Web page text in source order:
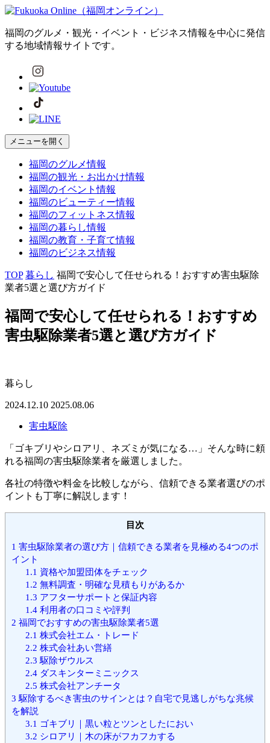
福岡のグルメ・観光・イベント・ビジネス情報を中心に発信
する地域情報サイトです。
メニューを開く
福岡のグルメ情報
福岡の観光・お出かけ情報
福岡のイベント情報
福岡のビューティー情報
福岡のフィットネス情報
福岡の暮らし情報
福岡の教育・子育て情報
福岡のビジネス情報
TOP 暮らし 福岡で安心して任せられる！おすすめ害虫駆除
業者5選と選び方ガイド
福岡で安心して任せられる！おすすめ
害虫駆除業者5選と選び方ガイド
暮らし
2024.12.10 2025.08.06
害虫駆除
「ゴキブリやシロアリ、ネズミが気になる…」そんな時に頼
れる福岡の害虫駆除業者を厳選しました。
各社の特徴や料金を比較しながら、信頼できる業者選びのポ
イントも丁寧に解説します！
目次
1 害虫駆除業者の選び方｜信頼できる業者を見極める4つのポ
イント
1.1 資格や加盟団体をチェック
1.2 無料調査・明確な見積もりがあるか
1.3 アフターサポートと保証内容
1.4利用者の口コミや評判
2 福岡でおすすめの害虫駆除業者5選
2.1 株式会社エム・トレード
2.2 株式会社あい営繕
2.3 駆除ザウルス
2.4ダスキンターミニックス
2.5 株式会社アンチータ
3 駆除するべき害虫のサインとは？自宅で見逃しがちな兆候
を解説
3.1 ゴキブリ｜黒い粒とツンとしたにおい
3.2 シロアリ｜木の床がフカフカする